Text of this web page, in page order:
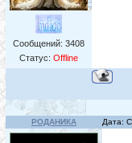
Сообщений: 3408
Статус: Offline
РОДАНИКА Дата: